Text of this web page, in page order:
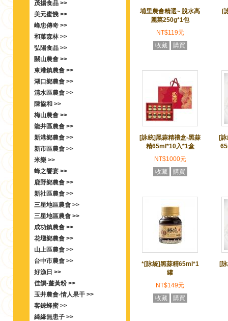
茂揚食品 >>
美元蜜餞 >>
峰忠傳奇 >>
和菓森林 >>
弘陽食品 >>
關山農會 >>
東港鎮農會 >>
湖口鄉農會 >>
清水區農會 >>
陳協和 >>
梅山農會 >>
龍井區農會 >>
新港鄉農會 >>
新市區農會 >>
米樂 >>
蜂之饗宴 >>
鹿野鄉農會 >>
新社區農會 >>
三星地區農會 >>
三星地區農會 >>
成功鎮農會 >>
花壇鄉農會 >>
山上區農會 >>
台中市農會 >>
好漁日 >>
佳饌-薑黃粉 >>
玉井農會-情人果干 >>
客錸蜂蜜 >>
綺緣無患子 >>
埔里農會精選~ 脫水高
麗菜250g*1包
NT$119元
收藏
購買
[
[詠統]黑蒜精禮盒-黑蒜
精65ml*10入*1盒
NT$1000元
收藏
購買
[
*[詠統]黑蒜精65ml*1
罐
NT$149元
收藏
購買
[